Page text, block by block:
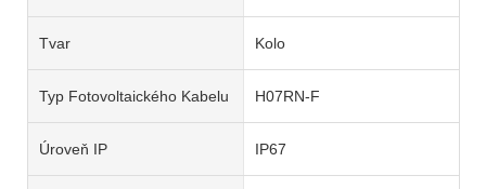
Tvar Kolo
Typ Fotovoltaického Kabelu H07RN-F
Úroveň IP IP67